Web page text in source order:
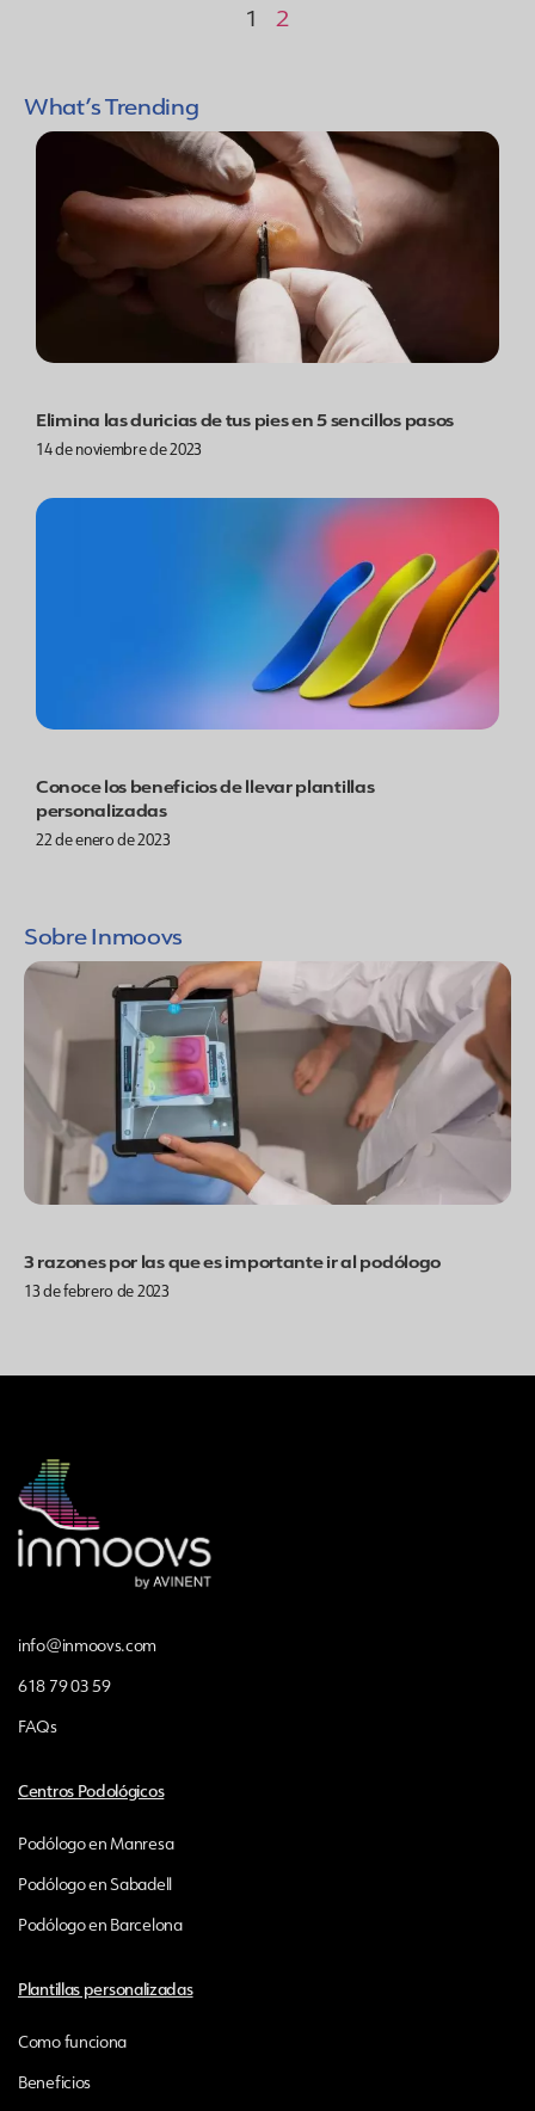
1 2
What’s Trending
Elimina las duricias de tus pies en 5 sencillos pasos
14 de noviembre de 2023
Conoce los beneficios de llevar plantillas
personalizadas
22 de enero de 2023
Sobre Inmoovs
3 razones por las que es importante ir al podólogo
13 de febrero de 2023
info@inmoovs.com
618 79 03 59
FAQs
Centros Podológicos
Podólogo en Manresa
Podólogo en Sabadell
Podólogo en Barcelona
Plantillas personalizadas
Como funciona
Beneficios